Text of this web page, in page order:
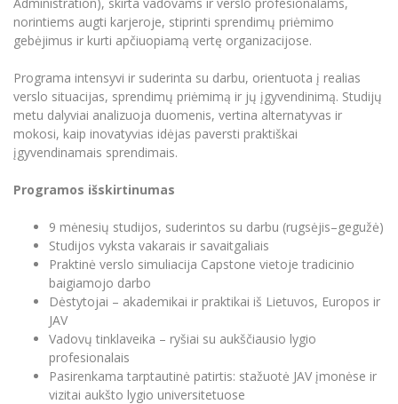
Azijos centras
Frankofoniškų šalių studijų centras
Vilniaus Karaliaus Sedžiongo institutas
Parama Ukrainai
Civilinė sauga
Korupcijos prevencija
Informacinė sistema "Studijos"
Darbuotojų elektroninis paštas
darbuotojams (MFA)
Mokslininkų profiliai "CRIS"
Bendruomenės gerovė
Darbuotojų kvalifikacijos kėlimas
eDVS
Microsoft Office 365
MRU mobilios programėlės
Pagalbos sistema
Kontaktų paieška
Pedagogų rengimas
Doktorantūros studijos
Profesinės bakalauro studijos
norintiems augti karjeroje, stiprinti sprendimų priėmimo
gebėjimus ir kurti apčiuopiamą vertę organizacijose.
Programa intensyvi ir suderinta su darbu, orientuota į realias
verslo situacijas, sprendimų priėmimą ir jų įgyvendinimą. Studijų
metu dalyviai analizuoja duomenis, vertina alternatyvas ir
mokosi, kaip inovatyvias idėjas paversti praktiškai
įgyvendinamais sprendimais.
Programos išskirtinumas
9 mėnesių studijos, suderintos su darbu (rugsėjis–gegužė)
Studijos vyksta vakarais ir savaitgaliais
Praktinė verslo simuliacija Capstone vietoje tradicinio
baigiamojo darbo
Dėstytojai – akademikai ir praktikai iš Lietuvos, Europos ir
JAV
Vadovų tinklaveika – ryšiai su aukščiausio lygio
profesionalais
Pasirenkama tarptautinė patirtis: stažuotė JAV įmonėse ir
vizitai aukšto lygio universitetuose